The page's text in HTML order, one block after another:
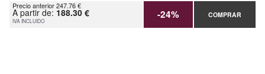
Precio anterior 247.76 €
A partir de: 188.30 €
IVA INCLUIDO -24% COMPRAR